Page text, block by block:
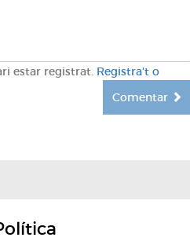
estar registrat. Registra't o
Comentar